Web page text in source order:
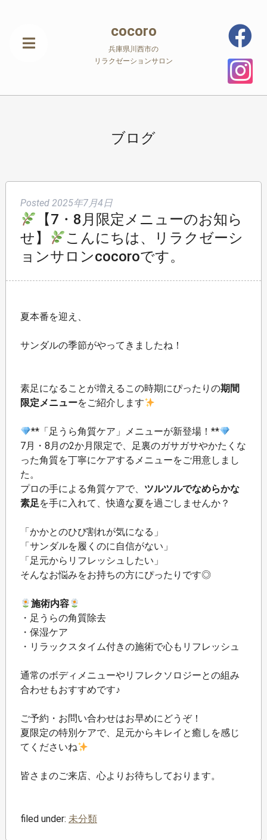
cocoro
兵庫県川西市の
リラクゼーションサロン
ブログ
Posted 2025年7月4日
【7・8月限定メニューのお知ら
せ】
こんにちは、リラクゼーシ
ョンサロンcocoroです。
夏本番を迎え、
サンダルの季節がやってきましたね！
素足になることが増えるこの時期にぴったりの期間
限定メニューをご紹介します
**「足うら角質ケア」メニューが新登場！**
7月・8月の2か月限定で、足裏のガサガサやかたくな
った角質を丁寧にケアするメニューをご用意しまし
た。
プロの手による角質ケアで、 ツルツルでなめらかな
素足を手に入れて、快適な夏を過ごしませんか？
「かかとのひび割れが気になる」
「サンダルを履くのに自信がない」
「足元からリフレッシュしたい」
そんなお悩みをお持ちの方にぴったりです◎
施術内容
・足うらの角質除去
・保湿ケア
・リラックスタイム付きの施術で心もリフレッシュ
通常のボディメニューやリフレクソロジーとの組み
合わせもおすすめです♪
ご予約・お問い合わせはお早めにどうぞ！
夏限定の特別ケアで、足元からキレイと癒しを感じ
てくださいね
皆さまのご来店、心よりお待ちしております。
filed under: 未分類